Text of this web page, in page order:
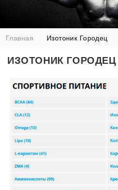
Главная Изотоник Городец
ИЗОТОНИК ГОРОДЕЦ